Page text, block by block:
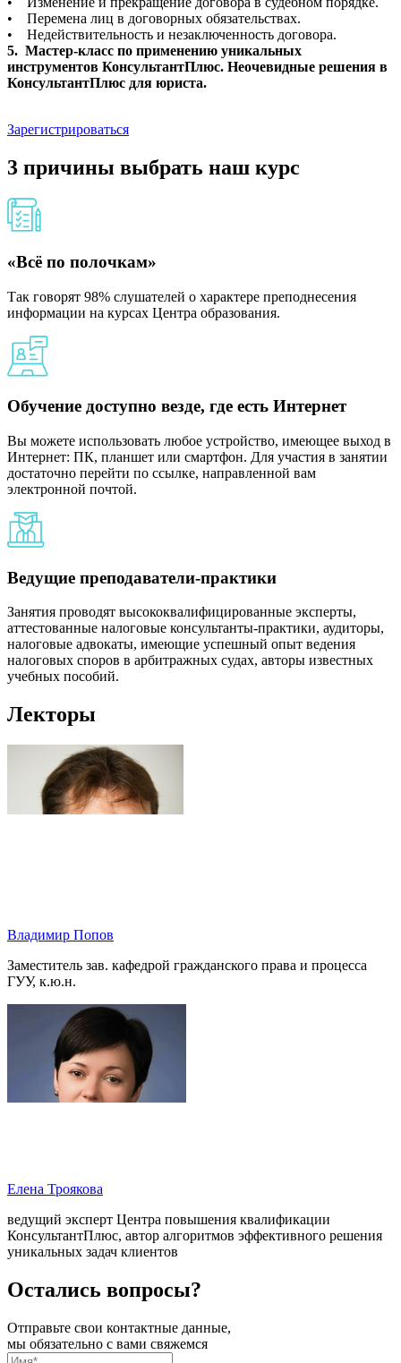
• Перемена лиц в договорных обязательствах.
• Недействительность и незаключенность договора.
5. Мастер-класс по применению уникальных
инструментов КонсультантПлюс. Неочевидные решения в
КонсультантПлюс для юриста.
Зарегистрироваться
3 причины выбрать наш курс
«Всё по полочкам»
Так говорят 98% слушателей о характере преподнесения
информации на курсах Центра образования.
Обучение доступно везде, где есть Интернет
Вы можете использовать любое устройство, имеющее выход в
Интернет: ПК, планшет или смартфон. Для участия в занятии
достаточно перейти по ссылке, направленной вам
электронной почтой.
Ведущие преподаватели-практики
Занятия проводят высококвалифицированные эксперты,
аттестованные налоговые консультанты-практики, аудиторы,
налоговые адвокаты, имеющие успешный опыт ведения
налоговых споров в арбитражных судах, авторы известных
учебных пособий.
Лекторы
Владимир Попов
Заместитель зав. кафедрой гражданского права и процесса
ГУУ, к.ю.н.
Елена Троякова
ведущий эксперт Центра повышения квалификации
КонсультантПлюс, автор алгоритмов эффективного решения
уникальных задач клиентов
Остались вопросы?
Отправьте свои контактные данные,
мы обязательно с вами свяжемся